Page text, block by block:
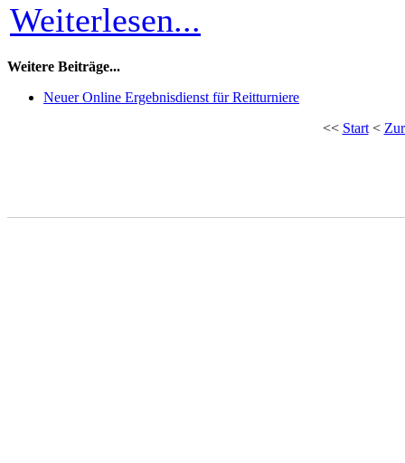
Weiterlesen...
Weitere Beiträge...
Neuer Online Ergebnisdienst für Reitturniere
<< Start<